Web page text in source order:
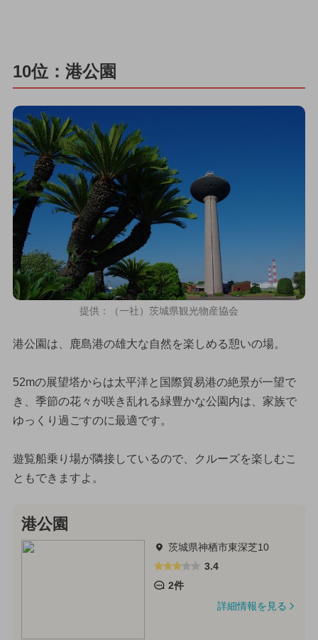
10位：港公園
提供：（一社）茨城県観光物産協会
港公園は、鹿島港の雄大な自然を楽しめる憩いの場。
52mの展望塔からは太平洋と国際貿易港の絶景が一望で
き、季節の花々が咲き乱れる緑豊かな公園内は、家族で
ゆっくり過ごすのに最適です。
遊覧船乗り場が隣接しているので、クルーズを楽しむこ
ともできますよ。
港公園
茨城県神栖市東深芝10
3.4
2件
詳細情報を見る